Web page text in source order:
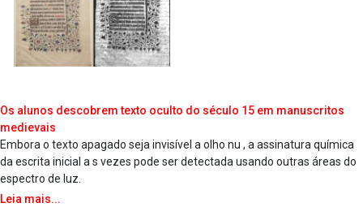
Os alunos descobrem texto oculto do século 15 em manuscritos
medievais
Embora o texto apagado seja invisível a olho nu , a assinatura química
da escrita inicial a s vezes pode ser detectada usando outras áreas do
espectro de luz.
Leia mais...